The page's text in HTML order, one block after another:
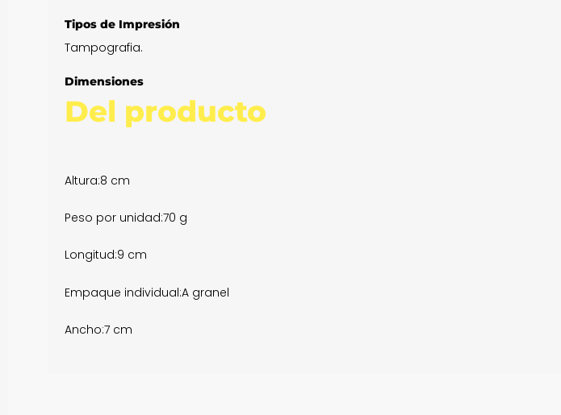
Tipos de Impresión
Tampografia.
Dimensiones
Del producto
Altura:8 cm
Peso por unidad:70 g
Longitud:9 cm
Empaque individual:A granel
Ancho:7 cm